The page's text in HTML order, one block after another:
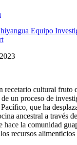
Equipo
2023
recetario cultural
un proceso de
que ha
ancestral a través
hace la comunidad
recursos